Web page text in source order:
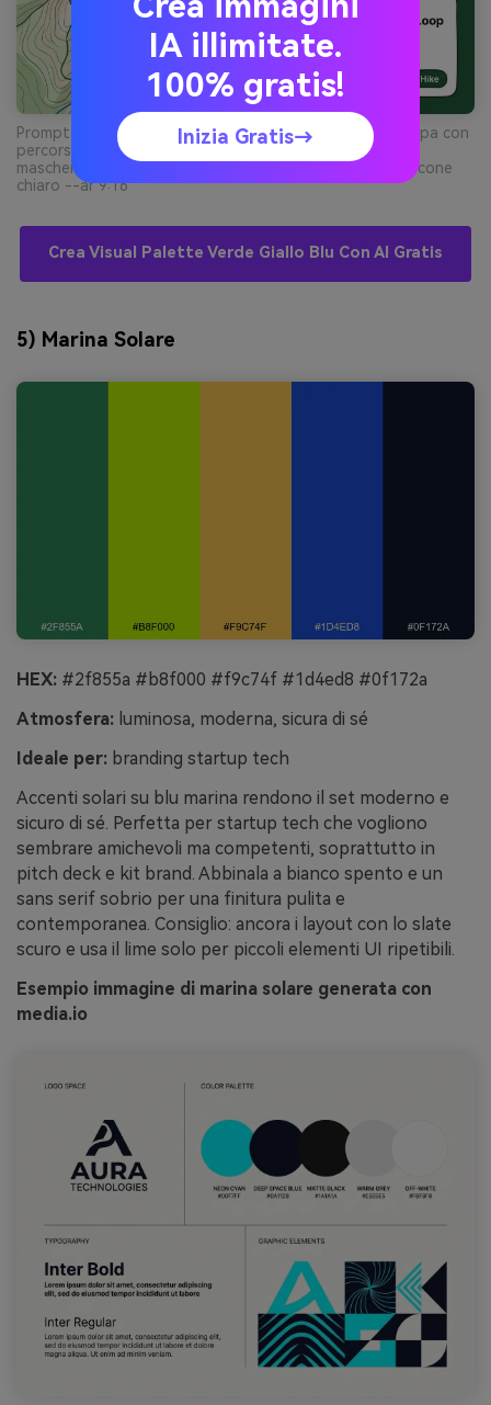
Prompt: mockup UI 2d per app trekking, schermata mappa con
percorso segnato, pulsanti e tab, design piatto, niente
maschere telefono, superfici UI bianche e carbone, set icone
chiaro --ar 9:16
Crea Visual Palette Verde Giallo Blu Con AI Gratis
5) Marina Solare
HEX: #2f855a #b8f000 #f9c74f #1d4ed8 #0f172a
Atmosfera: luminosa, moderna, sicura di sé
Ideale per: branding startup tech
Accenti solari su blu marina rendono il set moderno e
sicuro di sé. Perfetta per startup tech che vogliono
sembrare amichevoli ma competenti, soprattutto in
pitch deck e kit brand. Abbinala a bianco spento e un
sans serif sobrio per una finitura pulita e
contemporanea. Consiglio: ancora i layout con lo slate
scuro e usa il lime solo per piccoli elementi UI ripetibili.
Esempio immagine di marina solare generata con
media.io
IA illimitate.
100% gratis!
Inizia Gratis→